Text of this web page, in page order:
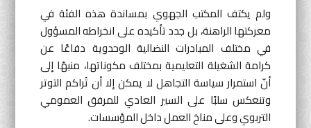
ولم يكتف المكتب الجهوي بمساندة هذه الفئة في
معركتها الراهنة، بل جدد تأكيده على انخراطه المسؤول
في مختلف المبادرات النضالية الوحدوية دفاعًا عن
كرامة الشغيلة التعليمية بمختلف مكوناتها، منبهًا إلى
أنّ استمرار سياسة التجاهل لا يمكن إلا أن تُراكم التوتر
وتنعكس سلبًا على السير العادي للمرفق العمومي
التربوي وعلى مناخ العمل داخل المؤسسات.